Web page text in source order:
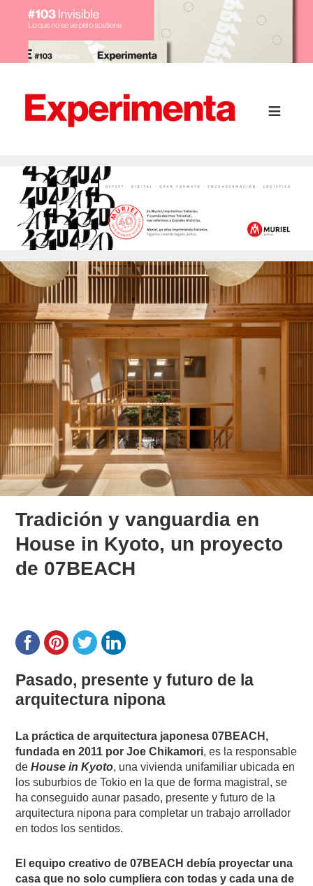
Tradición y vanguardia en
House in Kyoto, un proyecto
de 07BEACH
Pasado, presente y futuro de la
arquitectura nipona
La práctica de arquitectura japonesa 07BEACH,
fundada en 2011 por Joe Chikamori, es la responsable
deHouse in Kyoto, una vivienda unifamiliar ubicada en
los suburbios de Tokio en la que de forma magistral, se
ha conseguido aunar pasado, presente y futuro de la
arquitectura nipona para completar un trabajo arrollador
en todos los sentidos.
El equipo creativo de 07BEACH debía proyectar una
casa que no solo cumpliera con todas y cada una de